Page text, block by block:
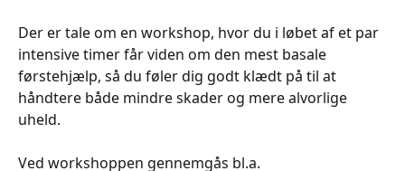
Der er tale om en workshop, hvor du i løbet af et par
intensive timer får viden om den mest basale
førstehjælp, så du føler dig godt klædt på til at
håndtere både mindre skader og mere alvorlige
uheld.
Ved workshoppen gennemgås bl.a.